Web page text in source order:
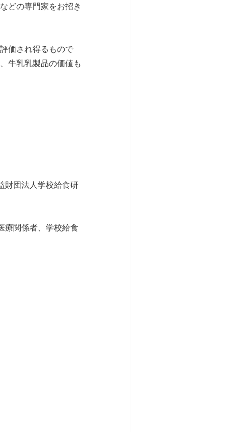
どの専門家をお招き
価され得るもので
牛乳乳製品の価値も
財団法人学校給食研
療関係者、学校給食